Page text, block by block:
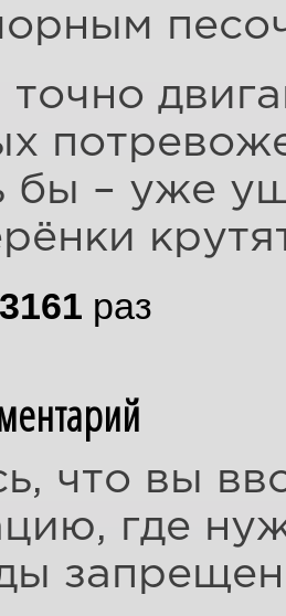
бы – уже
3161 раз
что вы
где